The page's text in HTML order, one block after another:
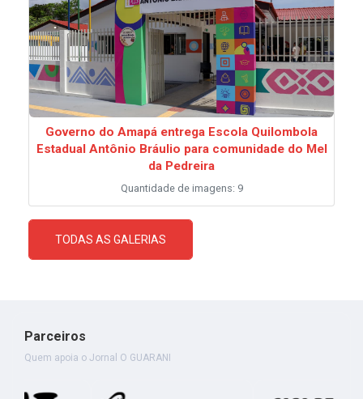
Governo do Amapá entrega Escola Quilombola
Estadual Antônio Bráulio para comunidade do Mel
da Pedreira
Quantidade de imagens: 9
TODAS AS GALERIAS
Parceiros
Quem apoia o Jornal O GUARANI